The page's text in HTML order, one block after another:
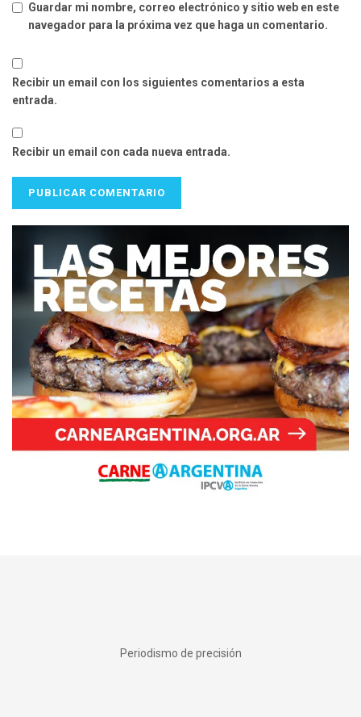
Guardar mi nombre, correo electrónico y sitio web en este
navegador para la próxima vez que haga un comentario.
Recibir un email con los siguientes comentarios a esta
entrada.
Recibir un email con cada nueva entrada.
Periodismo de precisión